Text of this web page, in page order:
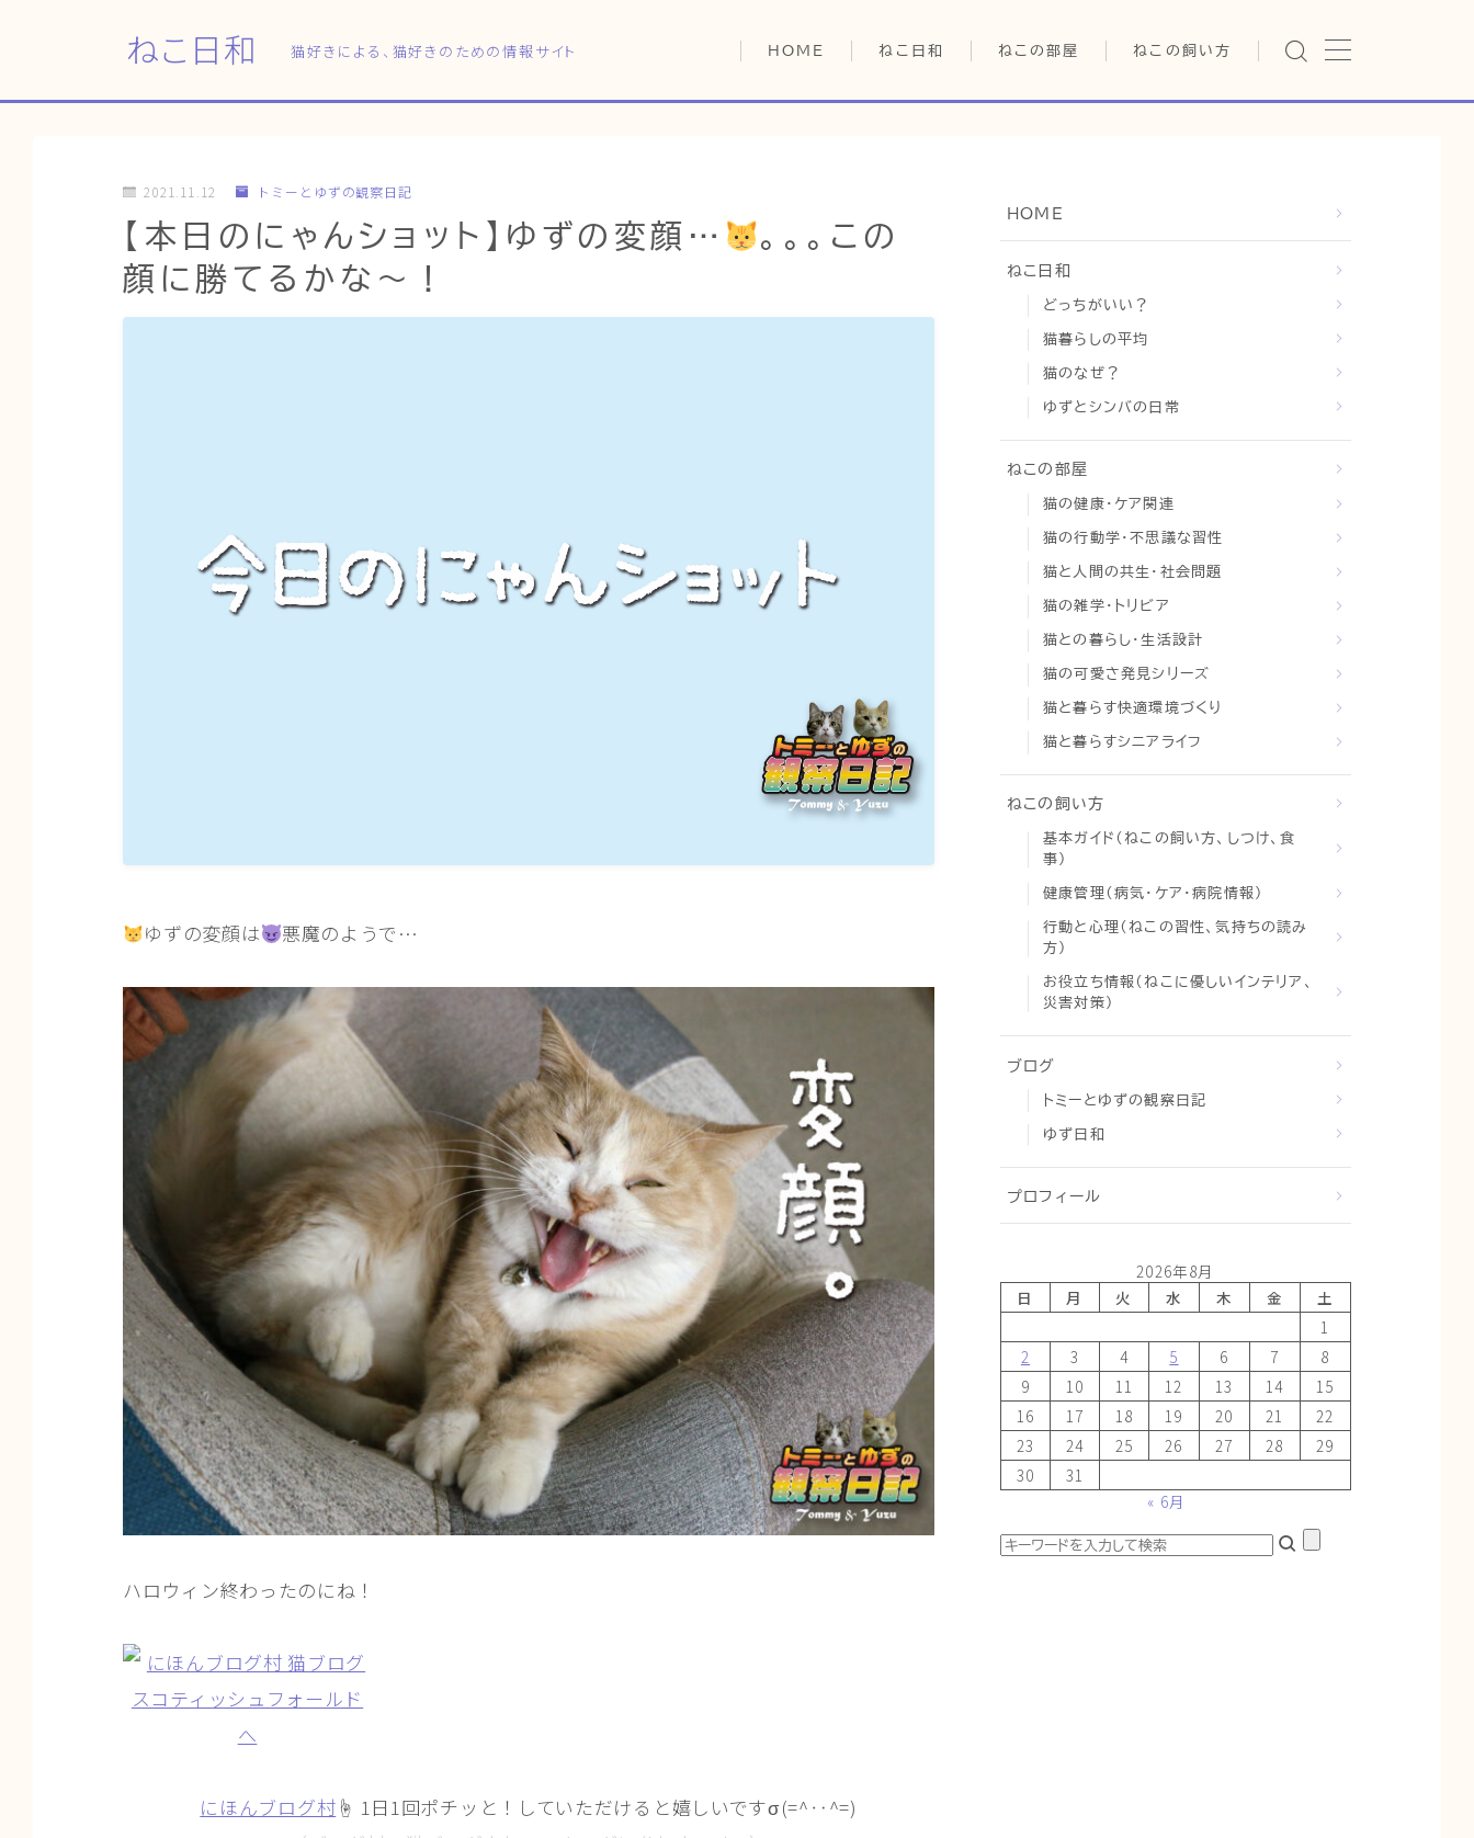
ねこ日和 猫好きによる、猫好きのための情報サイト HOME ねこ日和
どっちがいい？
ゆずとシンバの日常
ねこの部屋
猫の雑学・トリビア
猫と暮らす快適環境づくり
猫と暮らすシニアライフ
猫と人間の共生・社会問題
ねこの飼い方
基本ガイド（ねこの飼い方、し
行動と心理（ねこの習性、気
お役立ち情報（ねこに優しい
インテリア、災害対策）
グッズレビュー（キャットフー
ド、トイレ、爪とぎ）
どっちがいい？
猫の健康・ケア関連
猫の行動学・不思議な習性
猫の可愛さ発見シリーズ
猫と暮らす快適環境づくり
行動と心理（ねこの習性、気持ちの読
み方）
お役立ち情報（ねこに優しいインテリ
ア、災害対策）
ブログ
トミーとゆずの観察日記
ゆず日和
プロフィール
2021.11.12 トミーとゆずの観察日記
【本日のにゃんショット】ゆずの変顔…
。。。この
顔に勝てるかな〜！
ゆずの変顔は 悪魔のようで…
ハロウィン終わったのにね！
にほんブログ村 ☝ 1日1回ポチッと！していただけると嬉しいですσ(=^‥^=)
HOME
ねこ日和
どっちがいい？
猫暮らしの平均
猫のなぜ？
ゆずとシンバの日常
ねこの部屋
猫の健康・ケア関連
猫の行動学・不思議な習性
猫と人間の共生・社会問題
猫の雑学・トリビア
猫との暮らし・生活設計
猫の可愛さ発見シリーズ
猫と暮らす快適環境づくり
猫と暮らすシニアライフ
ねこの飼い方
基本ガイド（ねこの飼い方、しつけ、食
事）
健康管理（病気・ケア・病院情報）
行動と心理（ねこの習性、気持ちの読み
方）
お役立ち情報（ねこに優しいインテリア、
災害対策）
ブログ
トミーとゆずの観察日記
ゆず日和
プロフィール
2026年8月
日
月 火 水 木 金
土
1
2
3 4 5 6 7
8
9
10 11 12 13 14
15
16
17 18 19 20 21
22
23
24 25 26 27 28
29
30
31
« 6月